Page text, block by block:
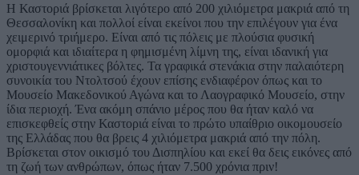
Η Καστοριά βρίσκεται λιγότερο από 200 χιλιόμετρα μακριά από τη
Θεσσαλονίκη και πολλοί είναι εκείνοι που την επιλέγουν για ένα
χειμερινό τριήμερο. Είναι από τις πόλεις με πλούσια φυσική
ομορφιά και ιδιαίτερα η φημισμένη λίμνη της, είναι ιδανική για
χριστουγεννιάτικες βόλτες. Τα γραφικά στενάκια στην παλαιότερη
συνοικία του Ντολτσού έχουν επίσης ενδιαφέρον όπως και το
Μουσείο Μακεδονικού Αγώνα και το Λαογραφικό Μουσείο, στην
ίδια περιοχή. Ένα ακόμη σπάνιο μέρος που θα ήταν καλό να
επισκεφθείς στην Καστοριά είναι το πρώτο υπαίθριο οικομουσείο
της Ελλάδας που θα βρεις 4 χιλιόμετρα μακριά από την πόλη.
Βρίσκεται στον οικισμό του Δισπηλίου και εκεί θα δεις εικόνες από
τη ζωή των ανθρώπων, όπως ήταν 7.500 χρόνια πριν!